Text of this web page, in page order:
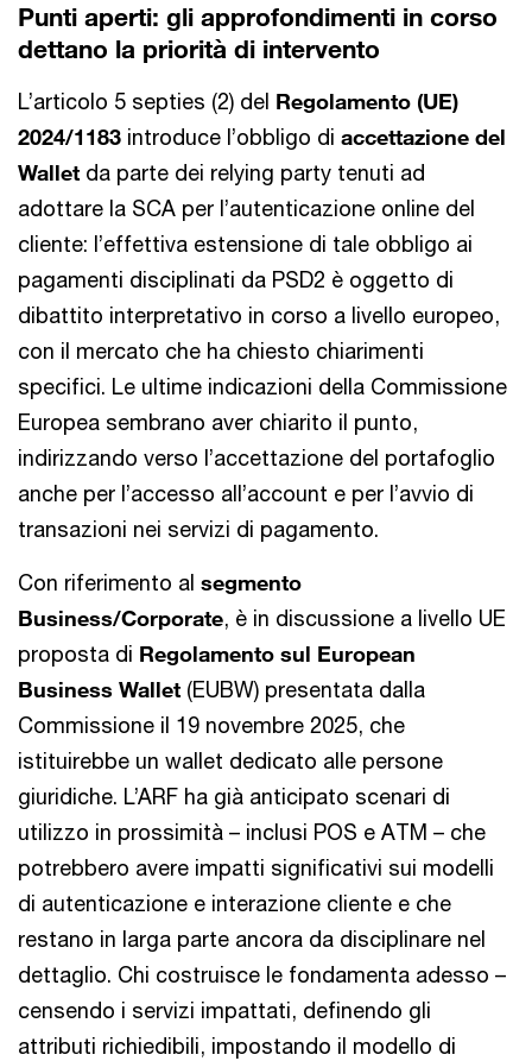
Punti aperti: gli approfondimenti in corso
dettano la priorità di intervento
L’articolo 5 septies (2) del Regolamento (UE)
2024/1183 introduce l’obbligo di accettazione del
Wallet da parte dei relying party tenuti ad
adottare la SCA per l’autenticazione online del
cliente: l’effettiva estensione di tale obbligo ai
pagamenti disciplinati da PSD2 è oggetto di
dibattito interpretativo in corso a livello europeo,
con il mercato che ha chiesto chiarimenti
specifici. Le ultime indicazioni della Commissione
Europea sembrano aver chiarito il punto,
indirizzando verso l’accettazione del portafoglio
anche per l’accesso all’account e per l’avvio di
transazioni nei servizi di pagamento.
Con riferimento al segmento
Business/Corporate, è in discussione a livello UE
proposta di Regolamento sul European
Business Wallet (EUBW) presentata dalla
Commissione il 19 novembre 2025, che
istituirebbe un wallet dedicato alle persone
giuridiche. L’ARF ha già anticipato scenari di
utilizzo in prossimità – inclusi POS e ATM – che
potrebbero avere impatti significativi sui modelli
di autenticazione e interazione cliente e che
restano in larga parte ancora da disciplinare nel
dettaglio. Chi costruisce le fondamenta adesso –
censendo i servizi impattati, definendo gli
attributi richiedibili, impostando il modello di